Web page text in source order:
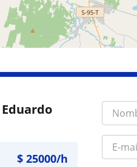
$25000/h